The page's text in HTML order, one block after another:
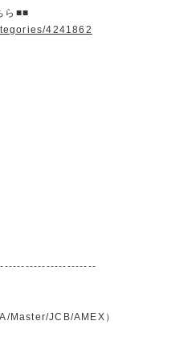
ら■■
4241862
Master/JCB/AMEX）